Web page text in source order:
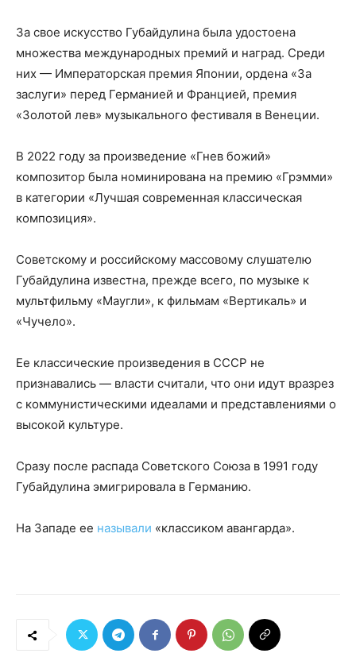
За свое искусство Губайдулина была удостоена
множества международных премий и наград. Среди
них — Императорская премия Японии, ордена «За
заслуги» перед Германией и Францией, премия
«Золотой лев» музыкального фестиваля в Венеции.
В 2022 году за произведение «Гнев божий»
композитор была номинирована на премию «Грэмми»
в категории «Лучшая современная классическая
композиция».
Советскому и российскому массовому слушателю
Губайдулина известна, прежде всего, по музыке к
мультфильму «Маугли», к фильмам «Вертикаль» и
«Чучело».
Ее классические произведения в СССР не
признавались — власти считали, что они идут вразрез
с коммунистическими идеалами и представлениями о
высокой культуре.
Сразу после распада Советского Союза в 1991 году
Губайдулина эмигрировала в Германию.
На Западе ее называли «классиком авангарда».